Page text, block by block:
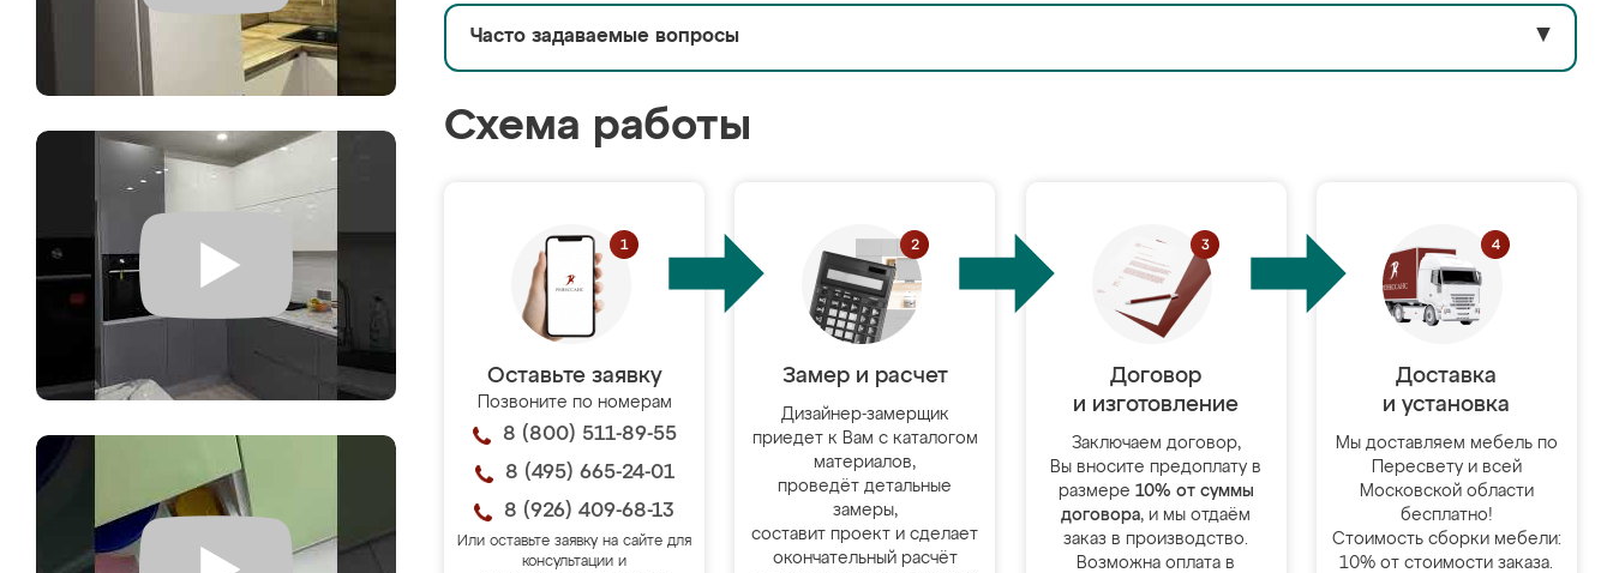
Часто задаваемые вопросы ▼
Схема работы
Оставьте заявку
Позвоните по номерам
8 (800) 511-89-55
8 (495) 665-24-01
8 (926) 409-68-13
Или оставьте заявку на сайте для
консультации и
Замер и расчет
Дизайнер-замерщик
приедет к Вам с каталогом
материалов,
проведёт детальные
замеры,
составит проект и сделает
окончательный расчёт
Договор
и изготовление
Заключаем договор,
Вы вносите предоплату в
размере 10% от суммы
договора, и мы отдаём
заказ в производство.
Возможна оплата в
Доставка
и установка
Мы доставляем мебель по
Пересвету и всей
Московской области
бесплатно!
Стоимость сборки мебели:
10% от стоимости заказа.